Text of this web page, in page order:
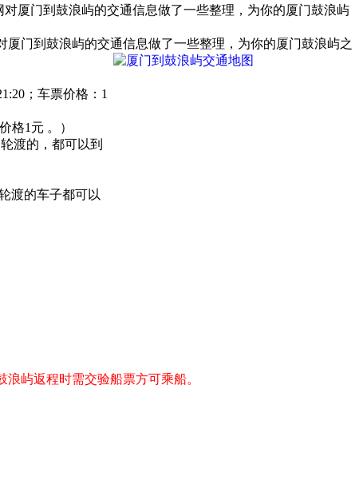
厦门到鼓浪屿的交通信息做了一些整理，为你的厦门鼓浪屿
门到鼓浪屿的交通信息做了一些整理，为你的厦门鼓浪屿之
；车票价格：1
1元 。）
渡的，都可以到
渡的车子都可以
屿返程时需交验船票方可乘船。